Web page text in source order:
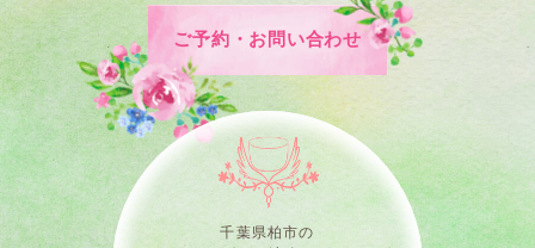
ご予約・お問い合わせ
千葉県柏市の